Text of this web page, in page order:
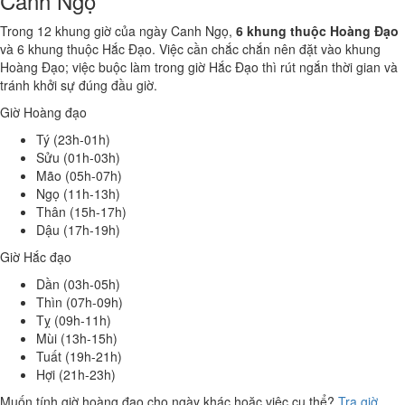
Trong 12 khung giờ của ngày Canh Ngọ, 6 khung thuộc Hoàng Đạo
và 6 khung thuộc Hắc Đạo. Việc cần chắc chắn nên đặt vào khung
Hoàng Đạo; việc buộc làm trong giờ Hắc Đạo thì rút ngắn thời gian và
tránh khởi sự đúng đầu giờ.
Giờ Hoàng đạo
Tý (23h-01h)
Sửu (01h-03h)
Mão (05h-07h)
Ngọ (11h-13h)
Thân (15h-17h)
Dậu (17h-19h)
Giờ Hắc đạo
Dần (03h-05h)
Thìn (07h-09h)
Tỵ (09h-11h)
Mùi (13h-15h)
Tuất (19h-21h)
Hợi (21h-23h)
Muốn tính giờ hoàng đạo cho ngày khác hoặc việc cụ thể? Tra giờ